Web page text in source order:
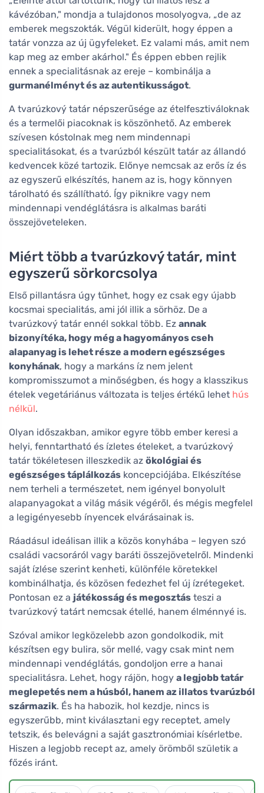
kávézóban," mondja a tulajdonos mosolyogva, „de az
emberek megszokták. Végül kiderült, hogy éppen a
tatár vonzza az új ügyfeleket. Ez valami más, amit nem
kap meg az ember akárhol." És éppen ebben rejlik
ennek a specialitásnak az ereje – kombinálja a
gurmanélményt és az autentikusságot.
A tvarúzkový tatár népszerűsége az ételfesztiváloknak
és a termelői piacoknak is köszönhető. Az emberek
szívesen kóstolnak meg nem mindennapi
specialitásokat, és a tvarúzból készült tatár az állandó
kedvencek közé tartozik. Előnye nemcsak az erős íz és
az egyszerű elkészítés, hanem az is, hogy könnyen
tárolható és szállítható. Így piknikre vagy nem
mindennapi vendéglátásra is alkalmas baráti
összejöveteleken.
Miért több a tvarúzkový tatár, mint
egyszerű sörkorcsolya
Első pillantásra úgy tűnhet, hogy ez csak egy újabb
kocsmai specialitás, ami jól illik a sörhöz. De a
tvarúzkový tatár ennél sokkal több. Ez annak
bizonyítéka, hogy még a hagyományos cseh
alapanyag is lehet része a modern egészséges
konyhának, hogy a markáns íz nem jelent
kompromisszumot a minőségben, és hogy a klasszikus
ételek vegetáriánus változata is teljes értékű lehet hús
nélkül.
Olyan időszakban, amikor egyre több ember keresi a
helyi, fenntartható és ízletes ételeket, a tvarúzkový
tatár tökéletesen illeszkedik az ökológiai és
egészséges táplálkozás koncepciójába. Elkészítése
nem terheli a természetet, nem igényel bonyolult
alapanyagokat a világ másik végéről, és mégis megfelel
a legigényesebb ínyencek elvárásainak is.
Ráadásul ideálisan illik a közös konyhába – legyen szó
családi vacsoráról vagy baráti összejövetelről. Mindenki
saját ízlése szerint kenheti, különféle köretekkel
kombinálhatja, és közösen fedezhet fel új ízrétegeket.
Pontosan ez a játékosság és megosztás teszi a
tvarúzkový tatárt nemcsak étellé, hanem élménnyé is.
Szóval amikor legközelebb azon gondolkodik, mit
készítsen egy bulira, sör mellé, vagy csak mint nem
mindennapi vendéglátás, gondoljon erre a hanai
specialitásra. Lehet, hogy rájön, hogy a legjobb tatár
meglepetés nem a húsból, hanem az illatos tvarúzból
származik. És ha habozik, hol kezdje, nincs is
egyszerűbb, mint kiválasztani egy receptet, amely
tetszik, és belevágni a saját gasztronómiai kísérletbe.
Hiszen a legjobb recept az, amely örömből születik a
főzés iránt.